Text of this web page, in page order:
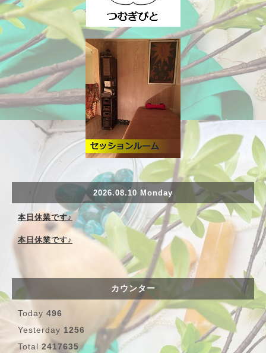
2026.08.10 Monday
本日休業です♪
本日休業です♪
カウンター
Today 496
Yesterday 1256
Total 2417635